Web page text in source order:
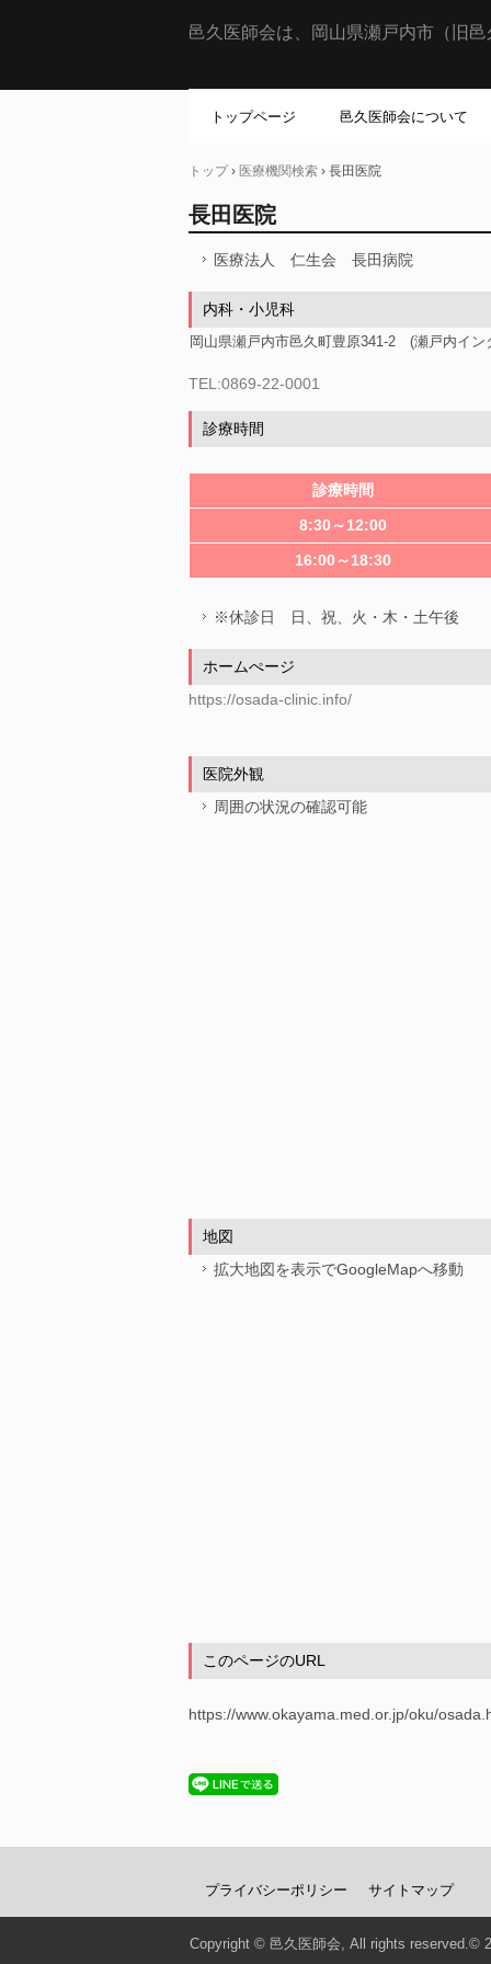
邑久医師会は、岡山県瀬戸内市（旧
トップページ 邑久医師会について
トップ › 医療機関検索 › 長田医院
長田医院
医療法人 仁生会 長田病院
内科・小児科
岡山県瀬戸内市邑久町豊原341-2 (瀬戸内イン
TEL:0869-22-0001
診療時間
診療時間
8:30～12:00
16:00～18:30
※休診日 日、祝、火・木・土午後
ホームぺージ
https://osada-clinic.info/
医院外観
周囲の状況の確認可能
地図
拡大地図を表示でGoogleMapへ移動
このページのURL
https://www.okayama.med.or.jp/oku/
プライバシーポリシー サイトマップ
Copyright © 邑久医師会, All rights reserved.©